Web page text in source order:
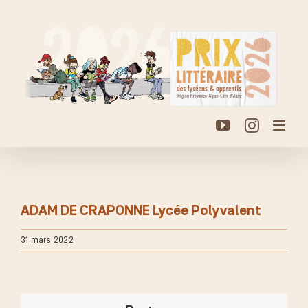
YouTube
ADAM DE CRAPONNE Lycée Polyvalent
31 mars 2022